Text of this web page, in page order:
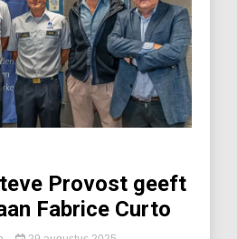
Provost geeft
Fabrice Curto